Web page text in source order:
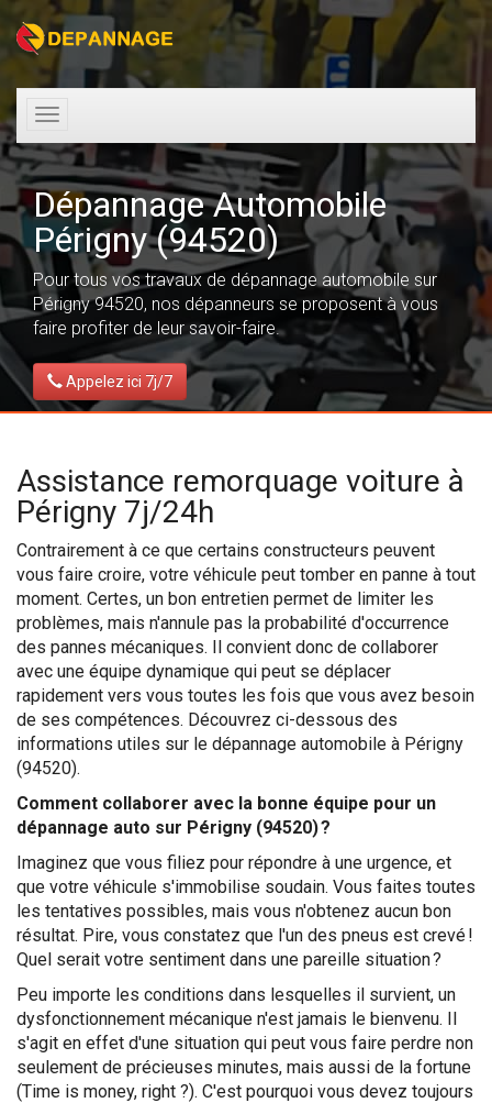
Toggle
navigation
Dépannage Automobile
Périgny (94520)
Pour tous vos travaux de dépannage automobile sur
Périgny 94520, nos dépanneurs se proposent à vous
faire profiter de leur savoir-faire.
Appelez ici 7j/7
Assistance remorquage voiture à
Périgny 7j/24h
Contrairement à ce que certains constructeurs peuvent
vous faire croire, votre véhicule peut tomber en panne à tout
moment. Certes, un bon entretien permet de limiter les
problèmes, mais n'annule pas la probabilité d'occurrence
des pannes mécaniques. Il convient donc de collaborer
avec une équipe dynamique qui peut se déplacer
rapidement vers vous toutes les fois que vous avez besoin
de ses compétences. Découvrez ci-dessous des
informations utiles sur le dépannage automobile à Périgny
(94520).
Comment collaborer avec la bonne équipe pour un
dépannage auto sur Périgny (94520) ?
Imaginez que vous filiez pour répondre à une urgence, et
que votre véhicule s'immobilise soudain. Vous faites toutes
les tentatives possibles, mais vous n'obtenez aucun bon
résultat. Pire, vous constatez que l'un des pneus est crevé !
Quel serait votre sentiment dans une pareille situation ?
Peu importe les conditions dans lesquelles il survient, un
dysfonctionnement mécanique n'est jamais le bienvenu. Il
s'agit en effet d'une situation qui peut vous faire perdre non
seulement de précieuses minutes, mais aussi de la fortune
(Time is money, right ?). C'est pourquoi vous devez toujours